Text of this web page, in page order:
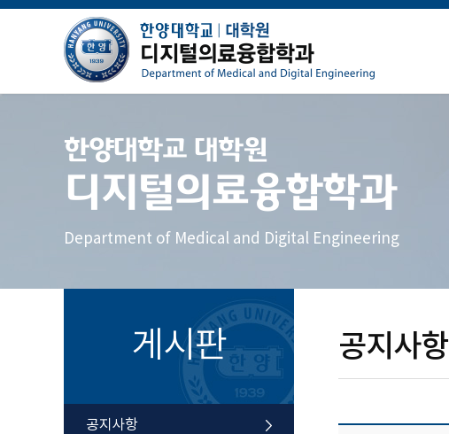
한양대학교 대학원
디지털의료융합학과
Department of Medical and Digital Engineering
게시판
공지사항
공지사항